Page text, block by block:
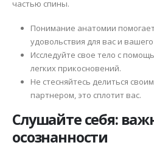
частью спины.
Понимание анатомии
удовольствия для вас и
Исследуйте свое тело с
легких прикосновений.
Не стесняйтесь делиться
партнером, это сплотит вас.
Слушайте себя:
осознанности